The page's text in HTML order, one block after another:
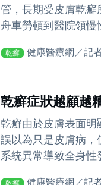
管，長期受皮膚乾
舟車勞頓到醫院領慢
乾癬 健康醫療網／記
乾癬症狀越顧越
乾癬由於皮膚表面明
誤以為只是皮膚病，
系統異常導致全身性
健康醫療網／記